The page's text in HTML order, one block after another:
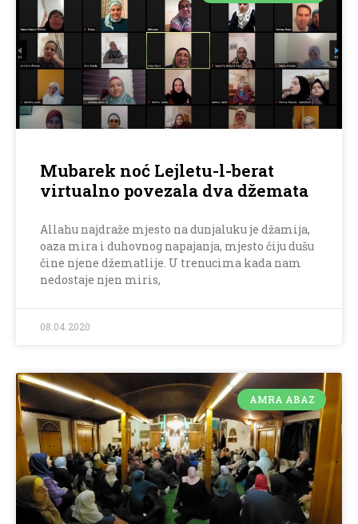
Mubarek noć Lejletu-l-berat
virtualno povezala dva džemata
Allahu najdraže mjesto na dunjaluku je džamija,
oaza mira i duhovnog napajanja, mjesto čiju dušu
čine njene džematlije. U trenucima kada nam
nedostaje njen miris,
08.04.2020
AMRA ABAZ